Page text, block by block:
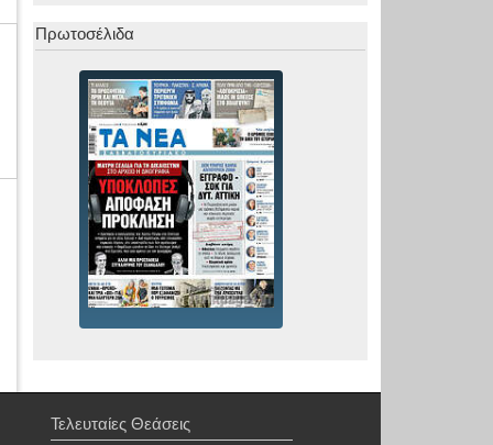
Πρωτοσέλιδα
Τελευταίες Θεάσεις